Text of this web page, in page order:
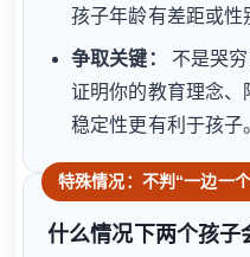
孩子年龄有差距或性
争取关键：
不是哭
证明你的教育理念
稳定性更有利于孩子
特殊情况：不判“一边一
什么情况下两个孩子